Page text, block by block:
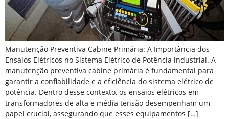
Manutenção Preventiva Cabine Primária: A Importância dos
Ensaios Elétricos no Sistema Elétrico de Potência industrial. A
manutenção preventiva cabine primária é fundamental para
garantir a confiabilidade e a eficiência do sistema elétrico de
potência. Dentro desse contexto, os ensaios elétricos em
transformadores de alta e média tensão desempenham um
papel crucial, assegurando que esses equipamentos […]